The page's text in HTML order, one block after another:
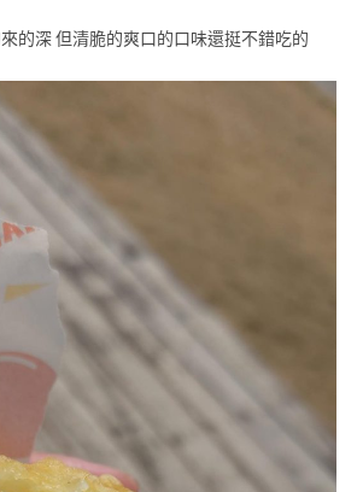
的深 但清脆的爽口的口味還挺不錯吃的